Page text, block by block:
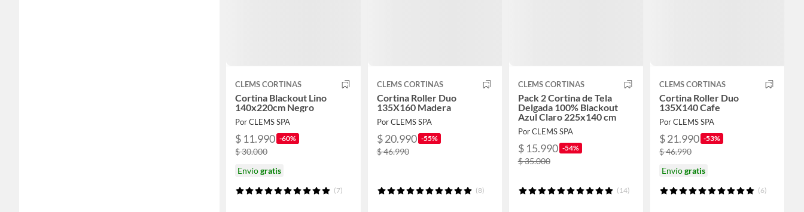
CLEMS CORTINAS
Cortina Blackout Lino
140x220cm Negro
Por CLEMS SPA
$ 11.990 -60%
$ 30.000
Envíogratis
(7)
CLEMS CORTINAS
Cortina Roller Duo
135X160 Madera
Por CLEMS SPA
$ 20.990 -55%
$ 46.990
(8)
CLEMS CORTINAS
Pack 2 Cortina de Tela
Delgada 100% Blackout
Azul Claro 225x140 cm
Por CLEMS SPA
$ 15.990 -54%
$ 35.000
(14)
CLEMS CORTINAS
Cortina Roller Duo
135X140 Cafe
Por CLEMS SPA
$ 21.990 -53%
$ 46.990
Envíogratis
(6)